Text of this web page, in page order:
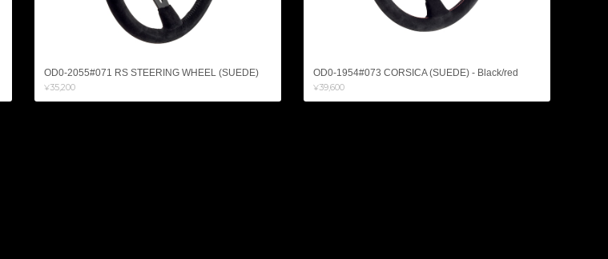
OD0-2055#071 RS STEERING WHEEL (SUEDE)
¥35,200
OD0-1954#073 CORSICA (SUEDE) - Black/red
¥39,600